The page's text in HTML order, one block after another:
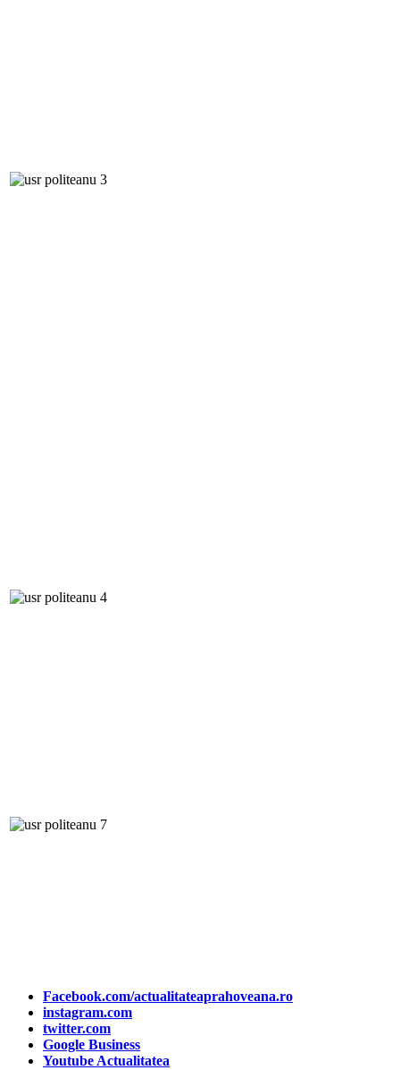
Facebook.com/actualitateaprahoveana.ro
instagram.com
twitter.com
Google Business
Youtube Actualitatea